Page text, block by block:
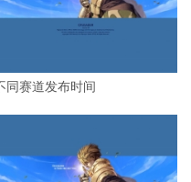
同赛道发布时间